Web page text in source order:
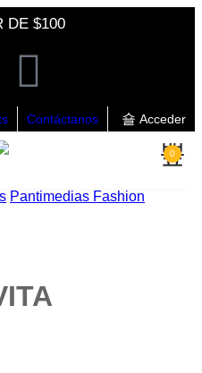
DE $100
Contáctanos Acceder
0
Pantimedias Fashion